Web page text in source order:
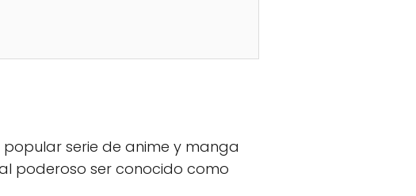
popular serie de anime y manga
poderoso ser conocido como